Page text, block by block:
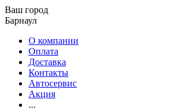
Ваш город
Барнаул
О компании
Оплата
Доставка
Контакты
Автосервис
Акция
...